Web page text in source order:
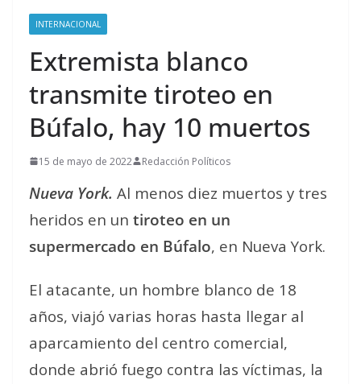
INTERNACIONAL
Extremista blanco
transmite tiroteo en
Búfalo, hay 10 muertos
15 de mayo de 2022 Redacción Políticos
Nueva York. Al menos diez muertos y tres
heridos en un tiroteo en un
supermercado en Búfalo, en Nueva York.
El atacante, un hombre blanco de 18
años, viajó varias horas hasta llegar al
aparcamiento del centro comercial,
donde abrió fuego contra las víctimas, la